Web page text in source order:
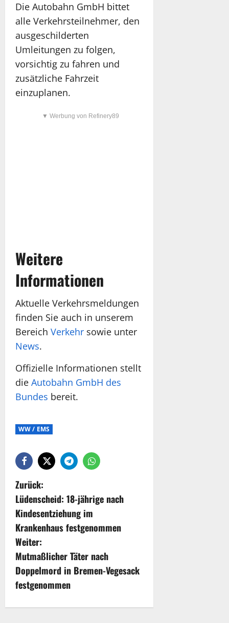
Die Autobahn GmbH bittet
alle Verkehrsteilnehmer, den
ausgeschilderten
Umleitungen zu folgen,
vorsichtig zu fahren und
zusätzliche Fahrzeit
einzuplanen.
▼ Werbung von Refinery89
Weitere
Informationen
Aktuelle Verkehrsmeldungen
finden Sie auch in unserem
Bereich Verkehr sowie unter
News.
Offizielle Informationen stellt
die Autobahn GmbH des
Bundes bereit.
WW / EMS
Zurück:
Lüdenscheid: 18-jährige nach
Kindesentziehung im
Krankenhaus festgenommen
Weiter:
Mutmaßlicher Täter nach
Doppelmord in Bremen-Vegesack
festgenommen